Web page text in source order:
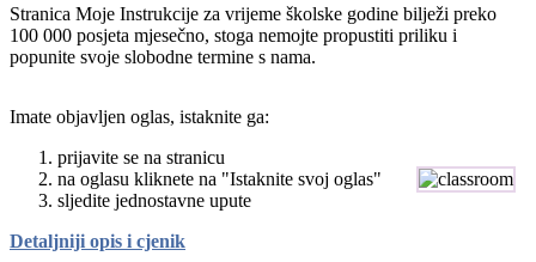
Stranica Moje Instrukcije za vrijeme školske godine bilježi preko
100 000 posjeta mjesečno, stoga nemojte propustiti priliku i
popunite svoje slobodne termine s nama.
Imate objavljen oglas, istaknite ga:
prijavite se na stranicu
na oglasu kliknete na "Istaknite svoj oglas"
sljedite jednostavne upute
Detaljniji opis i cjenik